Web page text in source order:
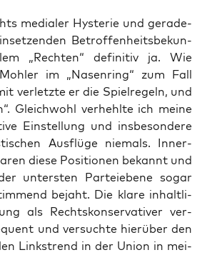
media­ler Hys­te­rie und gera­de­
Betrof­fen­heits­be­kun­
„Rech­ten“ defi­ni­tiv ja. Wie
im „Nasen­ring“ zum Fall
ver­letz­te er die Spiel­re­geln, und
Gleich­wohl ver­hehl­te ich mei­ne
Ein­stel­lung und ins­be­son­de­re
Aus­flü­ge nie­mals. Inner­
die­se Posi­tio­nen bekannt und
unters­ten Par­tei­ebe­ne sogar
bejaht. Die kla­re inhalt­li­
als Rechts­kon­ser­va­ti­ver ver­
und ver­such­te hier­über den
Link­s­trend in der Uni­on in mei­